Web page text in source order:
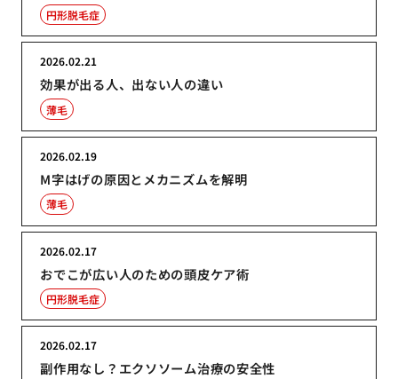
円形脱毛症
効果が出る人、出ない人の違い
2026.02.21
薄毛
M字はげの原因とメカニズムを解明
2026.02.19
薄毛
おでこが広い人のための頭皮ケア術
2026.02.17
円形脱毛症
副作用なし？エクソソーム治療の安全性
2026.02.17